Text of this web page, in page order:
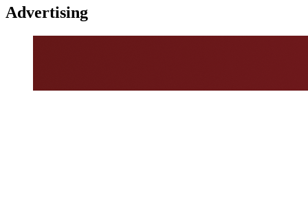
Advertising